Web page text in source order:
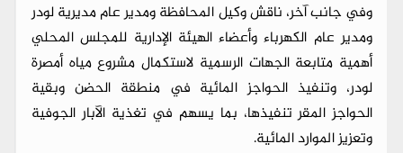
وفي جانب آخر، ناقش وكيل المحافظة ومدير عام مديرية لودر
ومدير عام الكهرباء وأعضاء الهيئة الإدارية للمجلس المحلي
أهمية متابعة الجهات الرسمية لاستكمال مشروع مياه أمصرة
لودر، وتنفيذ الحواجز المائية في منطقة الحضن وبقية
الحواجز المقر تنفيذها، بما يسهم في تغذية الآبار الجوفية
وتعزيز الموارد المائية.